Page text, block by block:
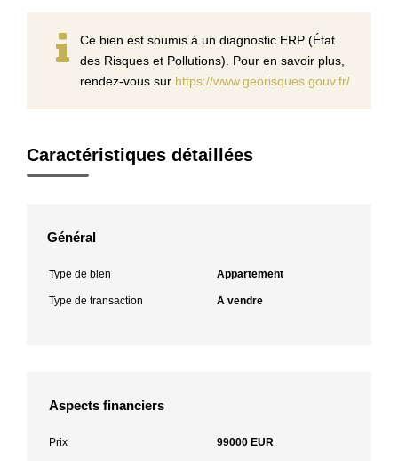
Ce bien est soumis à un diagnostic ERP (État
des Risques et Pollutions). Pour en savoir plus,
rendez-vous sur https://www.georisques.gouv.fr/
Caractéristiques détaillées
Général
Type de bien Appartement
Type de transaction A vendre
Aspects financiers
Prix 99000 EUR